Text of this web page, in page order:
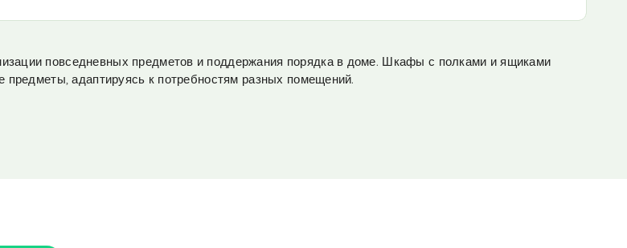
повседневных предметов и поддержания порядка в доме. Шкафы с полками и ящиками
предметы, адаптируясь к потребностям разных помещений.